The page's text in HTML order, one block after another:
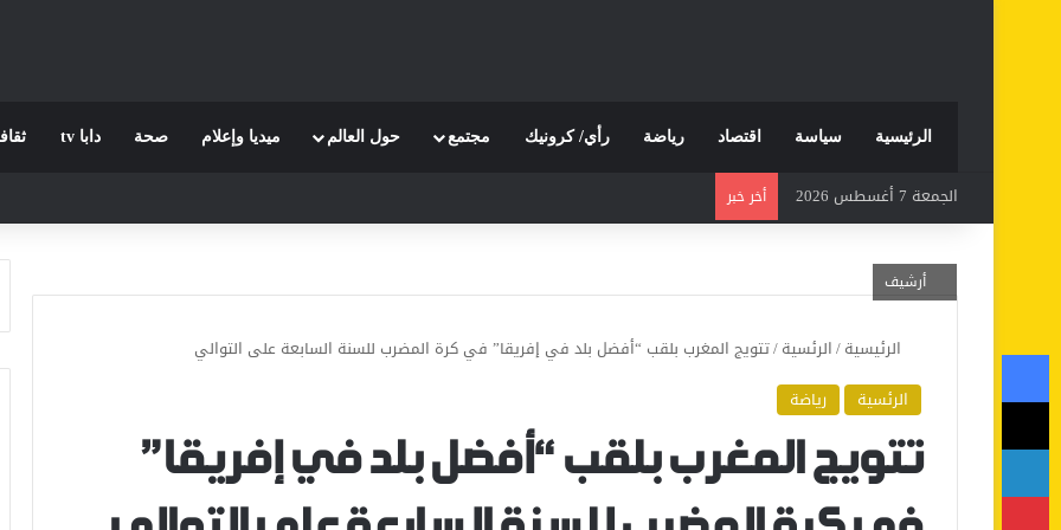
الرئيسية سياسة اقتصاد رياضة رأي/ كرونيك مجتمع حول العالم ميديا وإعلام صحة دابا tv
الجمعة 7 أغسطس 2026 أخر خبر
أرشيف
الرئيسية/الرئسية/تتويج المغرب بلقب “أفضل بلد في إفريقا” في كرة المضرب للسنة السابعة على التوالي
الرئسية
رياضة
تتويج المغرب بلقب “أفضل بلد في إفريقا”